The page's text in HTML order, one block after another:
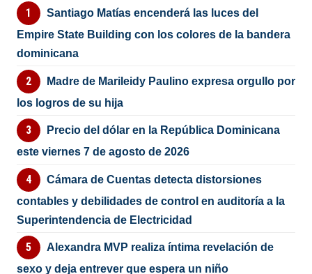
Santiago Matías encenderá las luces del
Empire State Building con los colores de la bandera
dominicana
Madre de Marileidy Paulino expresa orgullo por
los logros de su hija
Precio del dólar en la República Dominicana
este viernes 7 de agosto de 2026
Cámara de Cuentas detecta distorsiones
contables y debilidades de control en auditoría a la
Superintendencia de Electricidad
Alexandra MVP realiza íntima revelación de
sexo y deja entrever que espera un niño